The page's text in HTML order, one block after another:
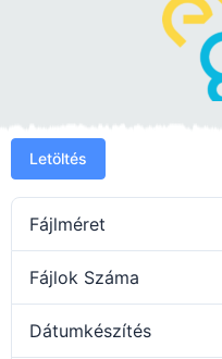
Letöltés
Fájlméret
Fájlok Száma
Dátumkészítés